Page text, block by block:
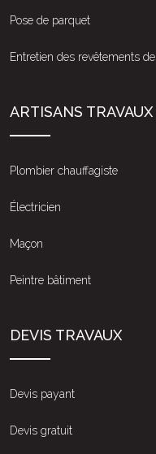
Pose de parquet
Entretien des revêtements
ARTISANS TRAVAUX
Plombier chauffagiste
Électricien
Maçon
Peintre bâtiment
DEVIS TRAVAUX
Devis payant
Devis gratuit